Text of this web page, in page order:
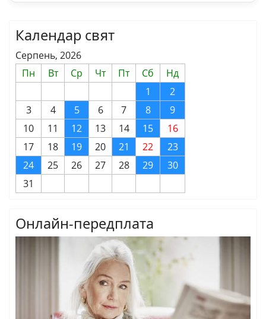
Календар свят
Серпень, 2026
Пн
Вт Ср Чт Пт Сб
Нд
1
2
3
4 5 6 7 8
9
10
11 12 13 14 15
16
17
18 19 20 21 22
23
24
25 26 27 28 29
30
31
Онлайн-передплата